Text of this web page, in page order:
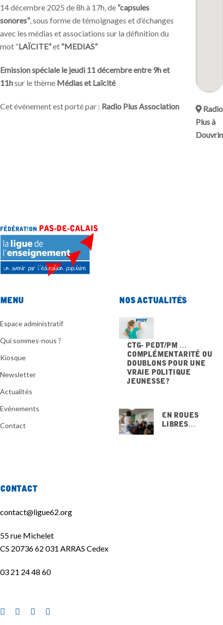
14 décembre 2025 de 8h à 17h, de “capsules
sonores”, sous forme de témoignages et d’échanges
avec les médias et associations sur la définition du
mot “LAÏCITE”et “MEDIAS”
Emission spéciale le jeudi 11 décembre entre 9h et
11hsur le thème Médias et Laïcité
Cet événement est porté par : Radio Plus Association
Radio
Plus à
Douvrin
Menu
Espace administratif
Qui sommes-nous ?
Kiosque
Newsletter
Actualités
Evénements
Contact
Nos actualités
CTG- PEdT/PM …
Complémentarité ou
doublons pour une
vraie politique
jeunesse ?
En Roues
Libres…
Contact
contact@ligue62.org
55 rue Michelet
CS 20736 62 031 ARRAS Cedex
03 21 24 48 60